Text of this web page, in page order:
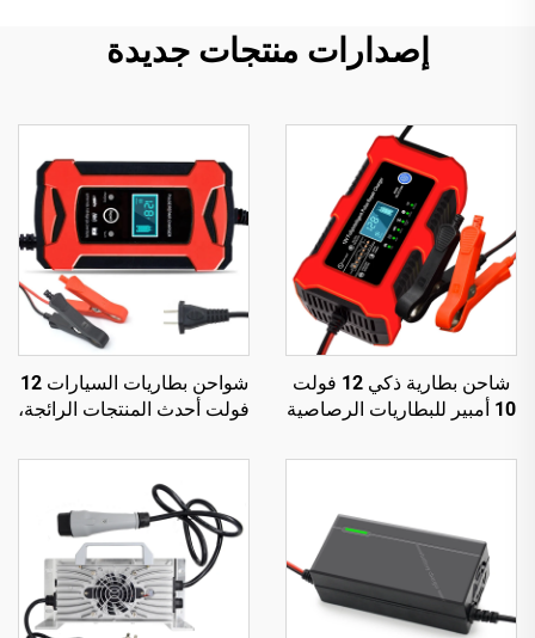
إصدارات منتجات جديدة
شاحن بطارية ذكي 12 فولت
10 أمبير للبطاريات الرصاصية
14.6 فولت، مع إصلاح نبضي،
كهربائي للبطارية 12 فولت
شواحن بطاريات السيارات 12
فولت أحدث المنتجات الرائجة،
أمبير أوتوماتيكي ذكي،
منتجات دروبشيبينغ